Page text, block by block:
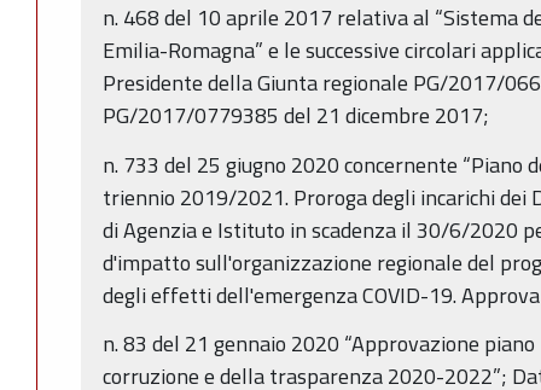
n. 468 del 10 aprile 2017 relativa al “Sistema
Emilia-Romagna” e le successive circolari
Presidente della Giunta regionale PG/2017/
PG/2017/0779385 del 21 dicembre 2017;
n. 733 del 25 giugno 2020 concernente “Piano
triennio 2019/2021. Proroga degli incarichi
di Agenzia e Istituto in scadenza il 30/6/2020
d'impatto sull'organizzazione regionale del
degli effetti dell'emergenza COVID-19.
n. 83 del 21 gennaio 2020 “Approvazione
corruzione e della trasparenza 2020-2022”;